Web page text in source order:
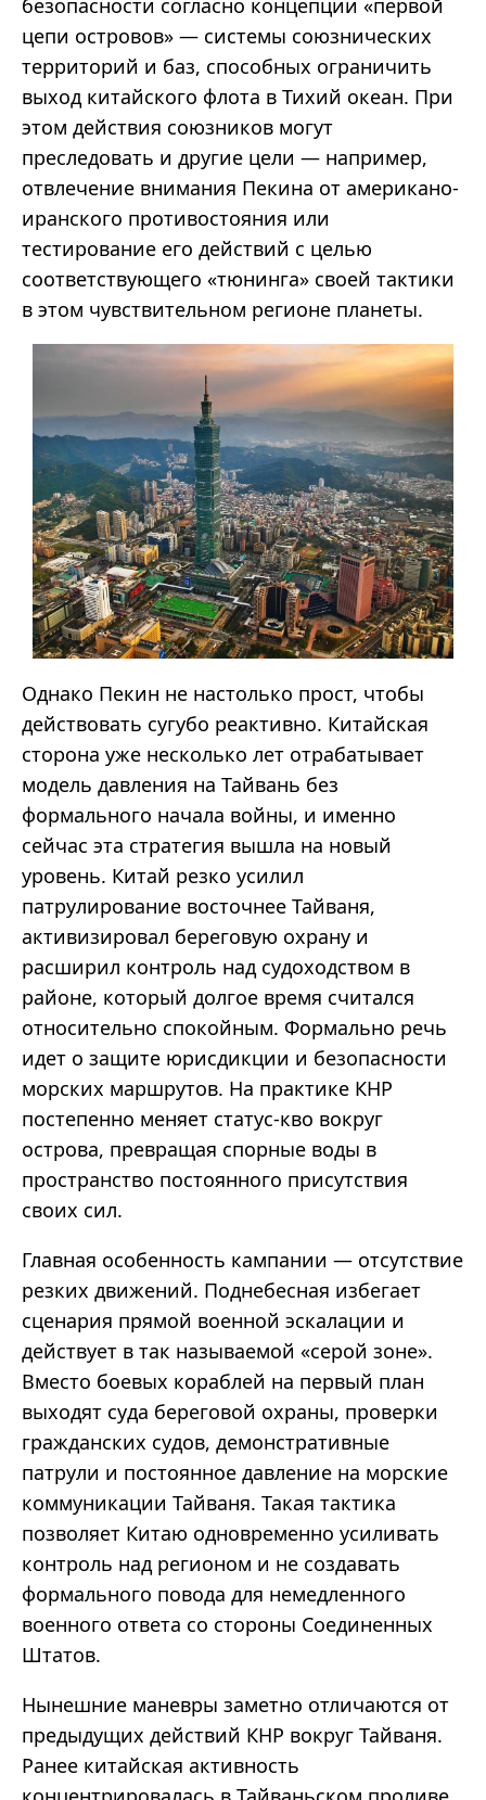
цепи островов» — системы союзнических
территорий и баз, способных ограничить
выход китайского флота в Тихий океан. При
этом действия союзников могут
преследовать и другие цели — например,
отвлечение внимания Пекина от американо-
иранского противостояния или
тестирование его действий с целью
соответствующего «тюнинга» своей тактики
в этом чувствительном регионе планеты.
Однако Пекин не настолько прост, чтобы
действовать сугубо реактивно. Китайская
сторона уже несколько лет отрабатывает
модель давления на Тайвань без
формального начала войны, и именно
сейчас эта стратегия вышла на новый
уровень. Китай резко усилил
патрулирование восточнее Тайваня,
активизировал береговую охрану и
расширил контроль над судоходством в
районе, который долгое время считался
относительно спокойным. Формально речь
идет о защите юрисдикции и безопасности
морских маршрутов. На практике КНР
постепенно меняет статус-кво вокруг
острова, превращая спорные воды в
пространство постоянного присутствия
своих сил.
Главная особенность кампании — отсутствие
резких движений. Поднебесная избегает
сценария прямой военной эскалации и
действует в так называемой «серой зоне».
Вместо боевых кораблей на первый план
выходят суда береговой охраны, проверки
гражданских судов, демонстративные
патрули и постоянное давление на морские
коммуникации Тайваня. Такая тактика
позволяет Китаю одновременно усиливать
контроль над регионом и не создавать
формального повода для немедленного
военного ответа со стороны Соединенных
Штатов.
Нынешние маневры заметно отличаются от
предыдущих действий КНР вокруг Тайваня.
Ранее китайская активность